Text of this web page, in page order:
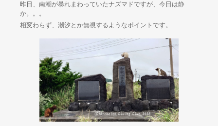
昨日、南潮が暴れまわっていたナズマドですが、今日は静
か。。。
相変わらず、潮汐とか無視するようなポイントです。